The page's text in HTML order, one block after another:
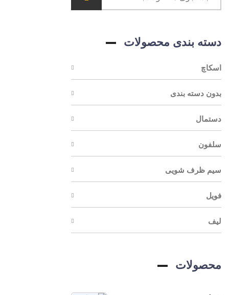
دسته بندی محصولات
اسکاچ
بدون دسته بندی
دستمال
سلفون
سیم ظرف شویی
فویل
لیف
محصولات